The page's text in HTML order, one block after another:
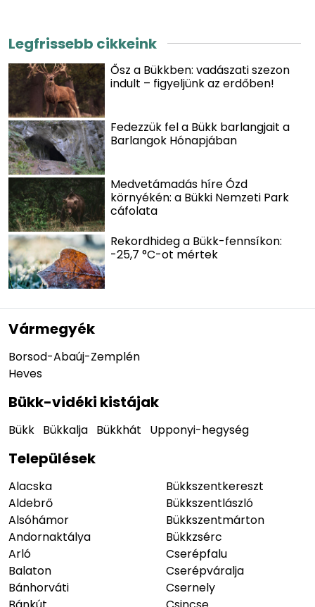
Legfrissebb cikkeink
Ősz a Bükkben: vadászati szezon
indult – figyeljünk az erdőben!
Fedezzük fel a Bükk barlangjait a
Barlangok Hónapjában
Medvetámadás híre Ózd
környékén: a Bükki Nemzeti Park
cáfolata
Rekordhideg a Bükk-fennsíkon:
-25,7 °C-ot mértek
Vármegyék
Borsod-Abaúj-Zemplén
Heves
Bükk-vidéki kistájak
Bükk Bükkalja Bükkhát Upponyi-hegység
Települések
Alacska
Aldebrő
Alsóhámor
Andornaktálya
Arló
Balaton
Bánhorváti
Bükkszentkereszt
Bükkszentlászló
Bükkszentmárton
Bükkzsérc
Cserépfalu
Cserépváralja
Csernely